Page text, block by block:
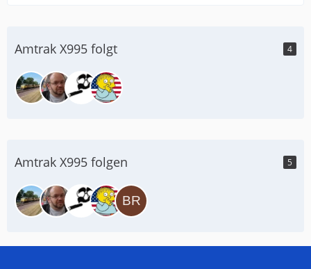
Amtrak X995 folgt 4
Amtrak X995 folgen 5